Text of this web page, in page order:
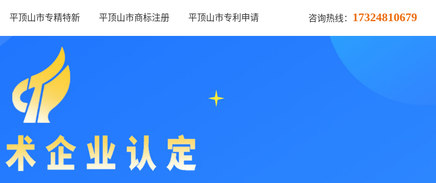
平顶山市专精特新 平顶山市商标注册 平顶山市专利申请 咨询热线： 17324810679